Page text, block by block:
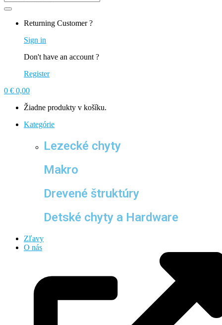
Returning Customer ?
Sign in
Don't have an account ?
Register
0 € 0,00
Žiadne produkty v košíku.
Kategórie
Lezecké chyty
Makro
Drevené štruktúry
Detské chyty a Hardware
Zľavy
O nás